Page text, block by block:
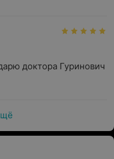
доктора Гуринович